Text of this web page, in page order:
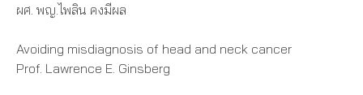
ผศ. พญ.ไพลิน คงมีผล
Avoiding misdiagnosis of head and neck cancer
Prof. Lawrence E. Ginsberg